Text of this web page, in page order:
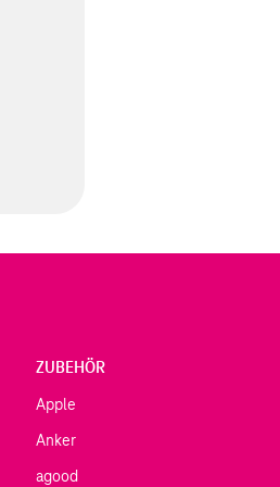
ZUBEHÖR
Apple
Anker
agood